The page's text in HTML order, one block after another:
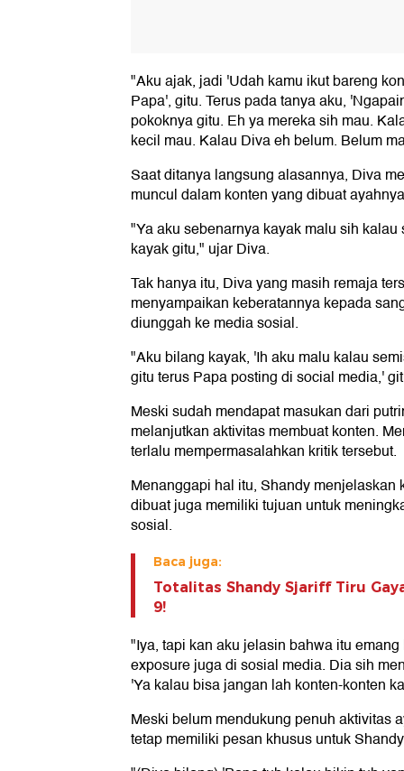
"Aku ajak, jadi 'Udah kamu ikut bareng
Papa', gitu. Terus pada tanya aku,
pokoknya gitu. Eh ya mereka sih mau.
kecil mau. Kalau Diva eh belum. Belum
Saat ditanya langsung alasannya, Diva
muncul dalam konten yang dibuat
"Ya aku sebenarnya kayak malu sih
kayak gitu," ujar Diva.
Tak hanya itu, Diva yang masih remaja
menyampaikan keberatannya kepada
diunggah ke media sosial.
"Aku bilang kayak, 'Ih aku malu kalau
gitu terus Papa posting di social media,'
Meski sudah mendapat masukan dari
melanjutkan aktivitas membuat konten.
terlalu mempermasalahkan kritik tersebut.
Menanggapi hal itu, Shandy menjelaskan
dibuat juga memiliki tujuan untuk
sosial.
Baca juga:
Totalitas Shandy Sjariff Tiru
9!
"Iya, tapi kan aku jelasin bahwa itu
exposure juga di sosial media. Dia sih
'Ya kalau bisa jangan lah konten-konten
Meski belum mendukung penuh aktivitas
tetap memiliki pesan khusus untuk